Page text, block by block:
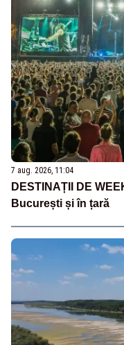
7 aug. 2026, 11:04
DESTINAȚII DE
București și în țară